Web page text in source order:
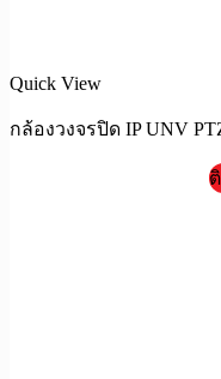
Quick View
กล้องวงจรปิด IP UNV